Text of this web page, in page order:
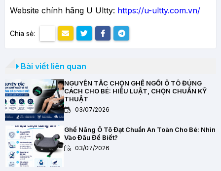
Website chính hãng U Ultty: https://u-ultty.com.vn/
Chia sẻ:
Bài viết liên quan
NGUYÊN TẮC CHỌN GHẾ NGỒI Ô TÔ ĐÚNG
CÁCH CHO BÉ: HIỂU LUẬT, CHỌN CHUẨN KỸ
THUẬT
03/07/2026
Ghế Nâng Ô Tô Đạt Chuẩn An Toàn Cho Bé: Nhìn
Vào Đâu Để Biết?
03/07/2026